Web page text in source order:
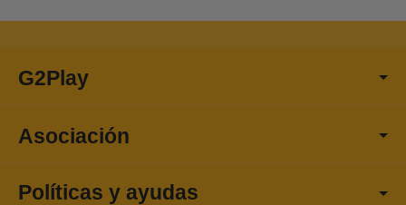
G2Play
Asociación
Políticas y ayudas